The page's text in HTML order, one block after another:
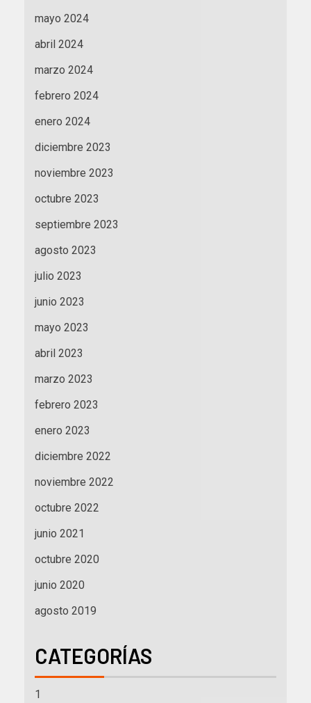
mayo 2024
abril 2024
marzo 2024
febrero 2024
enero 2024
diciembre 2023
noviembre 2023
octubre 2023
septiembre 2023
agosto 2023
julio 2023
junio 2023
mayo 2023
abril 2023
marzo 2023
febrero 2023
enero 2023
diciembre 2022
noviembre 2022
octubre 2022
junio 2021
octubre 2020
junio 2020
agosto 2019
CATEGORÍAS
1